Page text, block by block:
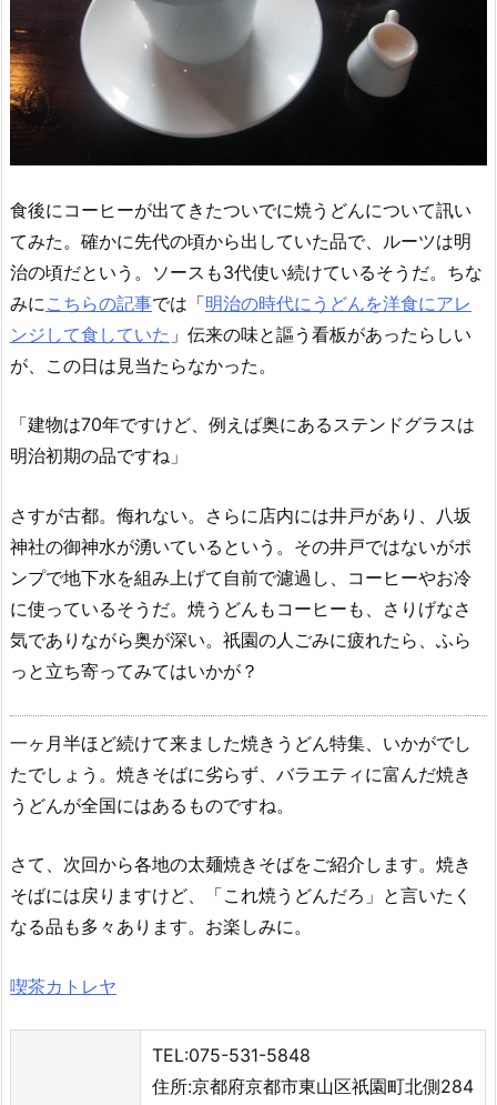
食後にコーヒーが出てきたついでに焼うどんについて訊い
てみた。確かに先代の頃から出していた品で、ルーツは明
治の頃だという。ソースも3代使い続けているそうだ。ちな
みに こちらの記事では「明治の時代にうどんを洋食にアレ
ンジして食していた 」伝来の味と謳う看板があったらしい
が、この日は見当たらなかった。
「建物は70年ですけど、例えば奥にあるステンドグラスは
明治初期の品ですね」
さすが古都。侮れない。さらに店内には井戸があり、八坂
神社の御神水が湧いているという。その井戸ではないがポ
ンプで地下水を組み上げて自前で濾過し、コーヒーやお冷
に使っているそうだ。焼うどんもコーヒーも、さりげなさ
気でありながら奥が深い。祇園の人ごみに疲れたら、ふら
っと立ち寄ってみてはいかが？
一ヶ月半ほど続けて来ました焼きうどん特集、いかがでし
たでしょう。焼きそばに劣らず、バラエティに富んだ焼き
うどんが全国にはあるものですね。
さて、次回から各地の太麺焼きそばをご紹介します。焼き
そばには戻りますけど、「これ焼うどんだろ」と言いたく
なる品も多々あります。お楽しみに。
喫茶カトレヤ
TEL:075-531-5848
住所:京都府京都市東山区祇園町北側284